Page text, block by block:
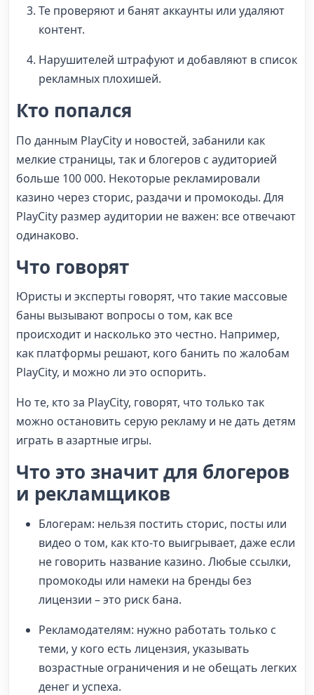
Те проверяют и банят аккаунты или удаляют
контент.
Нарушителей штрафуют и добавляют в список
рекламных плохишей.
Кто попался
По данным PlayCity и новостей, забанили как
мелкие страницы, так и блогеров с аудиторией
больше 100 000. Некоторые рекламировали
казино через сторис, раздачи и промокоды. Для
PlayCity размер аудитории не важен: все отвечают
одинаково.
Что говорят
Юристы и эксперты говорят, что такие массовые
баны вызывают вопросы о том, как все
происходит и насколько это честно. Например,
как платформы решают, кого банить по жалобам
PlayCity, и можно ли это оспорить.
Но те, кто за PlayCity, говорят, что только так
можно остановить серую рекламу и не дать детям
играть в азартные игры.
Что это значит для блогеров
и рекламщиков
Блогерам: нельзя постить сторис, посты или
видео о том, как кто-то выигрывает, даже если
не говорить название казино. Любые ссылки,
промокоды или намеки на бренды без
лицензии – это риск бана.
Рекламодателям: нужно работать только с
теми, у кого есть лицензия, указывать
возрастные ограничения и не обещать легких
денег и успеха.